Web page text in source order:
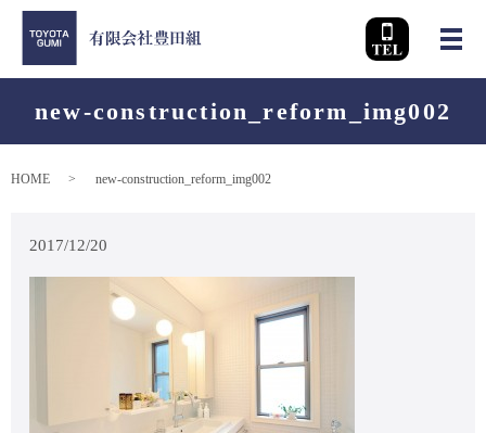
メ
new-construction_reform_img002
HOME new-construction_reform_img002
2017/12/20